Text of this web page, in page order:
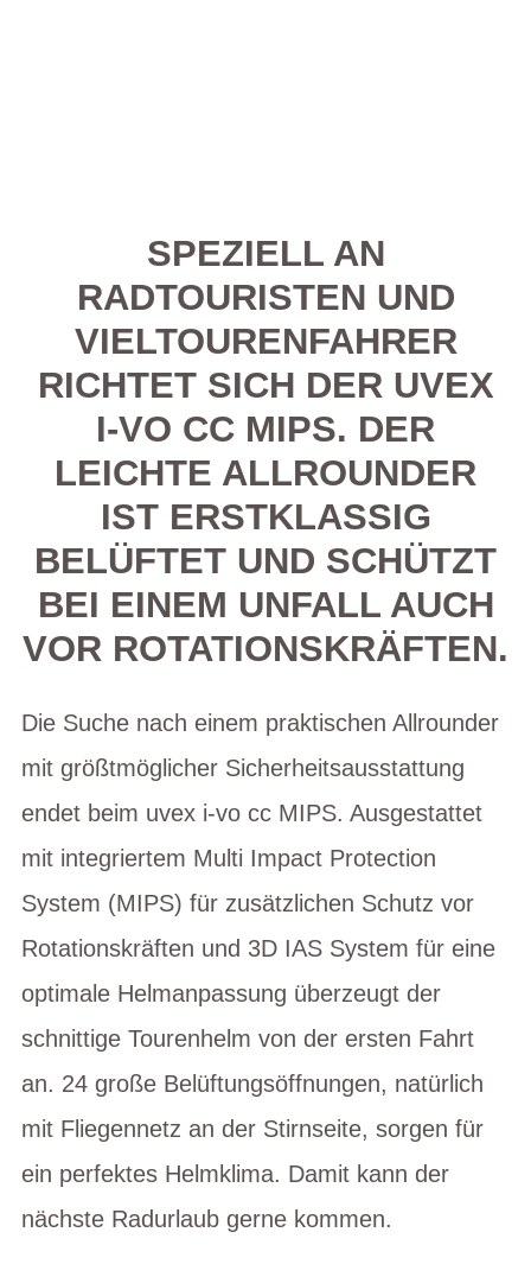
SPEZIELL AN
RADTOURISTEN UND
VIELTOURENFAHRER
RICHTET SICH DER UVEX
I-VO CC MIPS. DER
LEICHTE ALLROUNDER
IST ERSTKLASSIG
BELÜFTET UND SCHÜTZT
BEI EINEM UNFALL AUCH
VOR ROTATIONSKRÄFTEN.
Die Suche nach einem praktischen Allrounder
mit größtmöglicher Sicherheitsausstattung
endet beim uvex i-vo cc MIPS. Ausgestattet
mit integriertem Multi Impact Protection
System (MIPS) für zusätzlichen Schutz vor
Rotationskräften und 3D IAS System für eine
optimale Helmanpassung überzeugt der
schnittige Tourenhelm von der ersten Fahrt
an. 24 große Belüftungsöffnungen, natürlich
mit Fliegennetz an der Stirnseite, sorgen für
ein perfektes Helmklima. Damit kann der
nächste Radurlaub gerne kommen.